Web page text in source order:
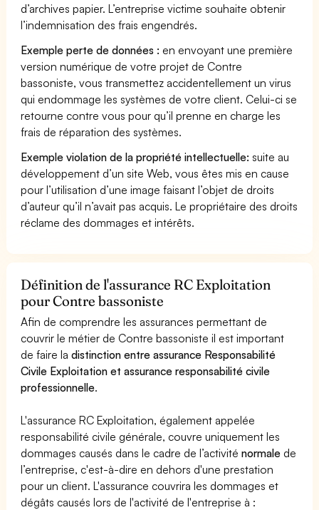
d’archives papier. L’entreprise victime souhaite obtenir
l’indemnisation des frais engendrés.
Exemple perte de données : en envoyant une première
version numérique de votre projet de Contre
bassoniste, vous transmettez accidentellement un virus
qui endommage les systèmes de votre client. Celui-ci se
retourne contre vous pour qu’il prenne en charge les
frais de réparation des systèmes.
Exemple violation de la propriété intellectuelle: suite au
développement d’un site Web, vous êtes mis en cause
pour l’utilisation d’une image faisant l’objet de droits
d’auteur qu’il n’avait pas acquis. Le propriétaire des droits
réclame des dommages et intérêts.
Définition de l'assurance RC Exploitation
pour Contre bassoniste
Afin de comprendre les assurances permettant de
couvrir le métier de Contre bassoniste il est important
de faire ladistinction entre assurance Responsabilité
Civile Exploitation et assurance responsabilité civile
professionnelle.
L'assurance RC Exploitation, également appelée
responsabilité civile générale, couvre uniquement les
dommages causés dans le cadre de l’activiténormale de
l’entreprise, c'est-à-dire en dehors d'une prestation
pour un client. L'assurance couvrira les dommages et
dégâts causés lors de l'activité de l'entreprise à :